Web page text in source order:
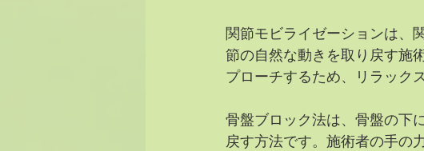
関節モビライゼーションは、
節の自然な動きを取り戻す施
プローチするため、リラック
骨盤ブロック法は、骨盤の下
戻す方法です。施術者の手の